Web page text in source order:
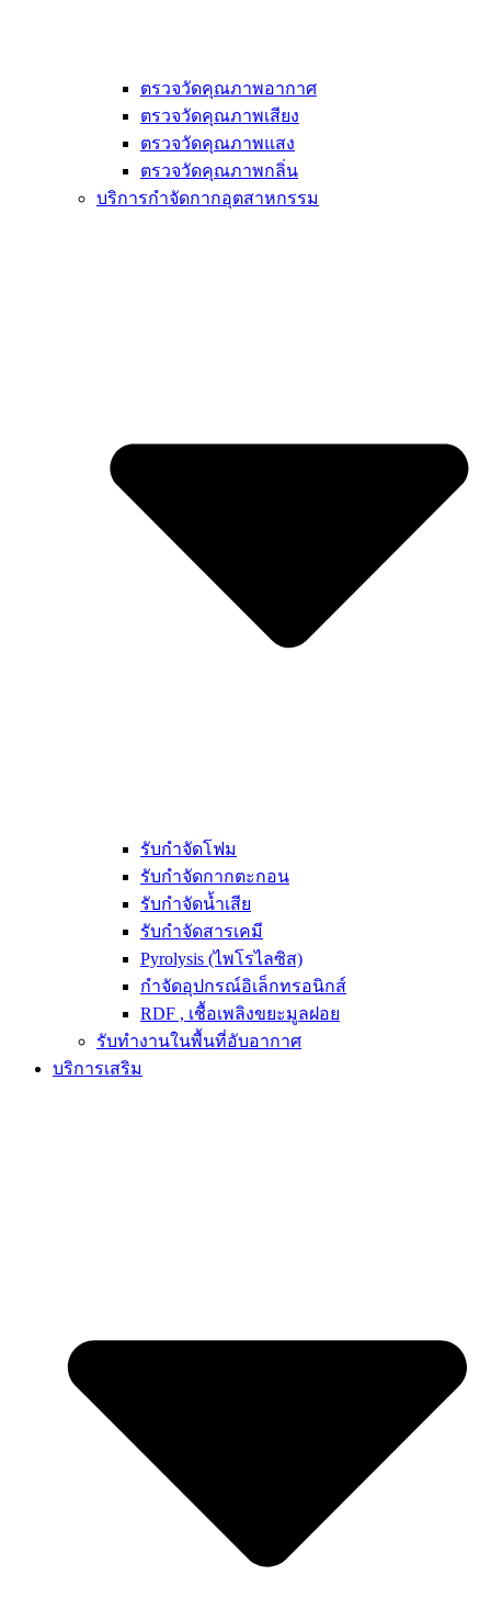
ตรวจวัดคุณภาพอากาศ
ตรวจวัดคุณภาพเสียง
ตรวจวัดคุณภาพแสง
ตรวจวัดคุณภาพกลิ่น
บริการกำจัดกากอุตสาหกรรม
รับกำจัดโฟม
รับกำจัดกากตะกอน
รับกำจัดน้ำเสีย
รับกำจัดสารเคมี
Pyrolysis (ไพโรไลซิส)
กำจัดอุปกรณ์อิเล็กทรอนิกส์
RDF , เชื้อเพลิงขยะมูลฝอย
รับทำงานในพื้นที่อับอากาศ
บริการเสริม